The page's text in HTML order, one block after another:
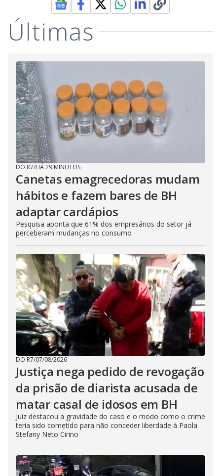
Últimas
DO R7/HÁ 29 MINUTOS
Canetas emagrecedoras mudam
hábitos e fazem bares de BH
adaptar cardápios
Pesquisa aponta que 61% dos empresários do setor já
perceberam mudanças no consumo
DO R7/07/08/2026
Justiça nega pedido de revogação
da prisão de diarista acusada de
matar casal de idosos em BH
Juiz destacou a gravidade do caso e o modo como o crime
teria sido cometido para não conceder liberdade à Paola
Stefany Neto Cirino